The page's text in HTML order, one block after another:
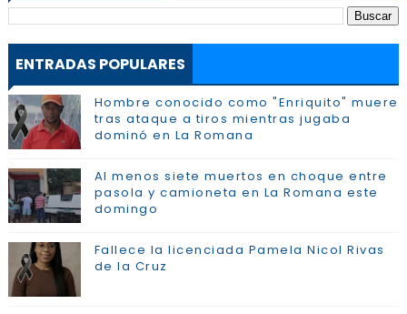
ENTRADAS POPULARES
Hombre conocido como "Enriquito" muere
tras ataque a tiros mientras jugaba
dominó en La Romana
Al menos siete muertos en choque entre
pasola y camioneta en La Romana este
domingo
Fallece la licenciada Pamela Nicol Rivas
de la Cruz